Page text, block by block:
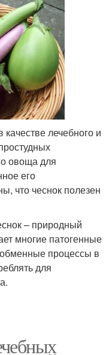
лечебного и
овоща для
его
что чеснок полезен
– природный
многие патогенные
процессы в
для